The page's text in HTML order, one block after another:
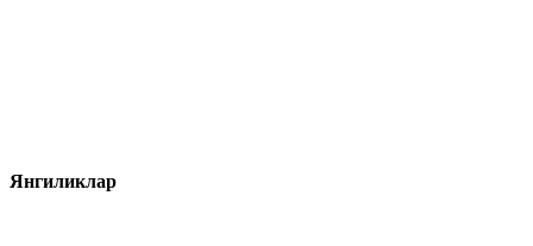
Янгиликлар